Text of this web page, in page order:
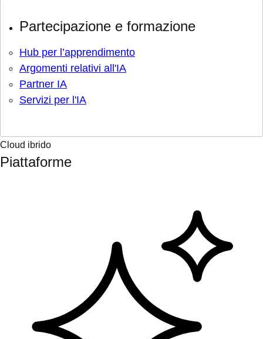
Partecipazione e formazione
Hub per l’apprendimento
Argomenti relativi all'IA
Partner IA
Servizi per l'IA
Cloud ibrido
Piattaforme